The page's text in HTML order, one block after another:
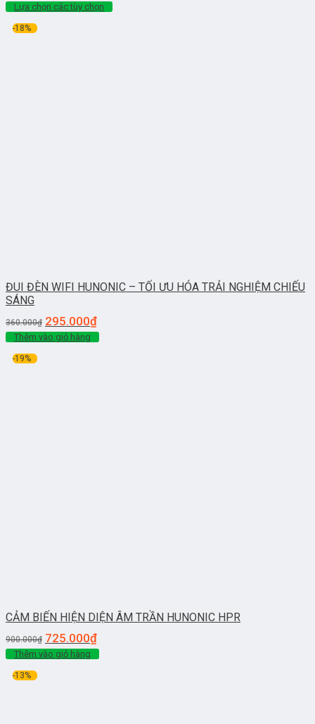
Lựa chọn các tùy chọn
-18%
ĐUI ĐÈN WIFI HUNONIC – TỐI ƯU HÓA TRẢI NGHIỆM CHIẾU
SÁNG
360.000₫ 295.000₫
Thêm vào giỏ hàng
-19%
CẢM BIẾN HIỆN DIỆN ÂM TRẦN HUNONIC HPR
900.000₫ 725.000₫
Thêm vào giỏ hàng
-13%